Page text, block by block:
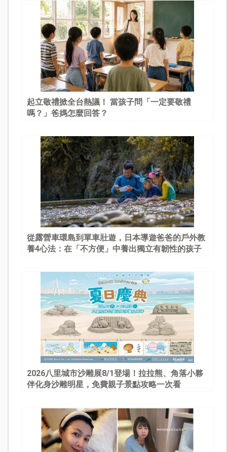
起立敬禮掀全台熱議！ 當孩子問「一定要敬禮
嗎？」爸媽怎麼回答？
從露營車環島到單車壯遊，日本導遊爸爸的戶外教
養4心法：在「不方便」中養出獨立有韌性的孩子
2026八里城市沙雕展8/1登場！拉拉熊、角落小夥
伴化身沙雕明星，免費親子景點攻略一次看